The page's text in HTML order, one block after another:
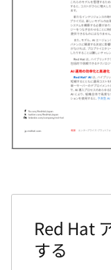
Red Hat
する